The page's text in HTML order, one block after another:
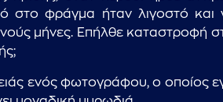
στο φράγμα ήταν λιγοστό και
μήνες. Επήλθε καταστροφή
ενός φωτογράφου, ο οποίος